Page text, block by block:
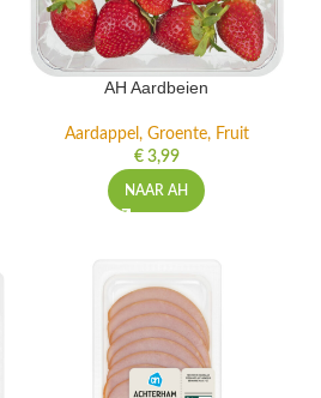
AH Aardbeien
Aardappel, Groente, Fruit
€3,99
NAAR AH